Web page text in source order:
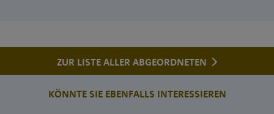
ZUR LISTE ALLER ABGEORDNETEN
KÖNNTE SIE EBENFALLS INTERESSIEREN